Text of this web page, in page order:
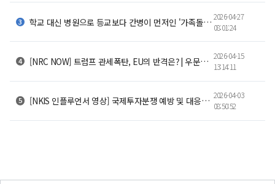
학교 대신 병원으로 등교보다 간병이 먼저인 '가족돌봄 청소년' 2026-04-27
08:01:24
[NRC NOW] 트럼프 관세폭탄, EU의 반격은? | 우문연답 Ep1 2026-04-15
13:14:11
[NKIS 인플루언서 영상] 국제투자분쟁 예방 및 대응체계 수립에 관한 연구 2026-04-03
08:50:52